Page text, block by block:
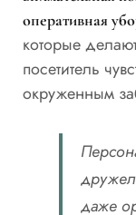
оперативная
которые
посетитель
окруженным
даже